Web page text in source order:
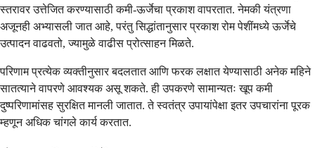
स्तरावर उत्तेजित करण्यासाठी कमी-ऊर्जेचा प्रकाश वापरतात. नेमकी यंत्रणा
अजूनही अभ्यासली जात आहे, परंतु सिद्धांतानुसार प्रकाश रोम पेशींमध्ये ऊर्जेचे
उत्पादन वाढवतो, ज्यामुळे वाढीस प्रोत्साहन मिळते.
परिणाम प्रत्येक व्यक्तीनुसार बदलतात आणि फरक लक्षात येण्यासाठी अनेक महिने
सातत्याने वापरणे आवश्यक असू शकते. ही उपकरणे सामान्यतः खूप कमी
दुष्परिणामांसह सुरक्षित मानली जातात. ते स्वतंत्र उपायांपेक्षा इतर उपचारांना पूरक
म्हणून अधिक चांगले कार्य करतात.